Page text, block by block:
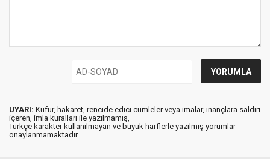
UYARI: Küfür, hakaret, rencide edici cümleler veya imalar, inançlara saldırı
içeren, imla kuralları ile yazılmamış,
Türkçe karakter kullanılmayan ve büyük harflerle yazılmış yorumlar
onaylanmamaktadır.